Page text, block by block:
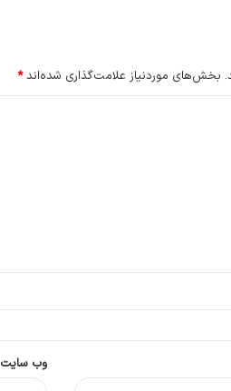
بخش‌های موردنیاز علامت‌گذاری شده‌اند*
وب‌ سایت